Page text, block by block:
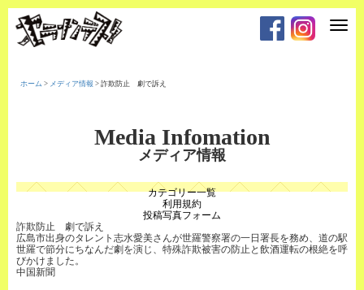
T
o
n
ホーム > メディア情報 > 詐欺防止 劇で訴え
Media Infomation
メディア情報
カテゴリー一覧
利用規約
投稿写真フォーム
詐欺防止 劇で訴え
広島市出身のタレント志水愛美さんが世羅警察署の一日署長を務め、道の駅
世羅で節分にちなんだ劇を演じ、特殊詐欺被害の防止と飲酒運転の根絶を呼
びかけました。
中国新聞